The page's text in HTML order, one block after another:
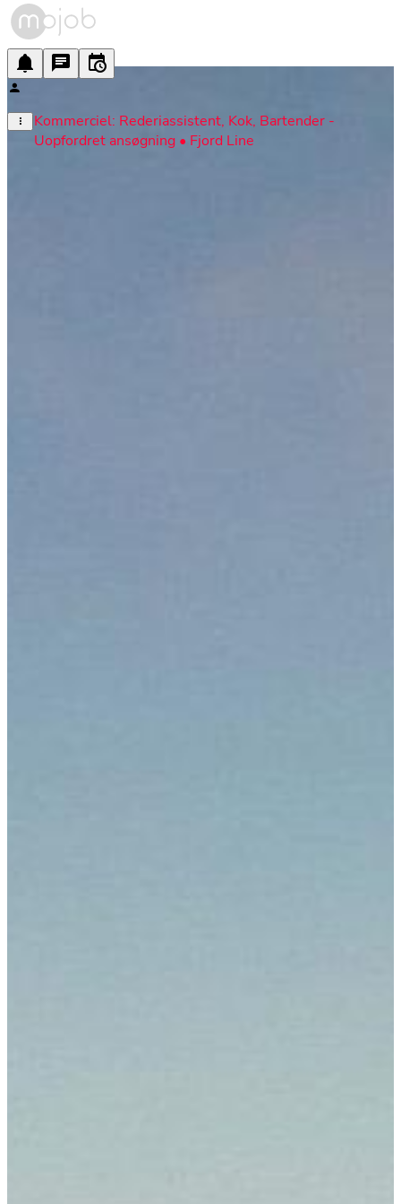
Kommerciel: Rederiassistent, Kok, Bartender -
Uopfordret ansøgning • Fjord Line